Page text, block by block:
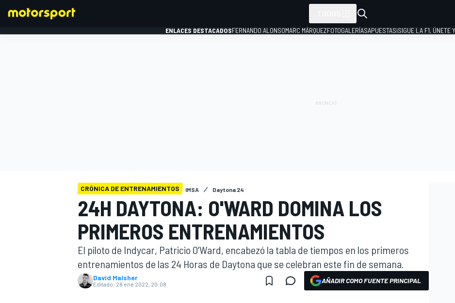
ENLACES DESTACADOSFERNANDO ALONSOMARC MÁRQUEZFOTOGALERÍASAPUESTAS¡SIGUE LA F1, ÚNETE
CRÓNICA DE ENTRENAMIENTOS IMSA Daytona 24
24H DAYTONA: O'WARD DOMINA LOS
PRIMEROS ENTRENAMIENTOS
El piloto de Indycar, Patricio O’Ward, encabezó la tabla de tiempos en los primeros
entrenamientos de las 24 Horas de Daytona que se celebran este fin de semana.
David Malsher
Editado: 28 ene 2022, 20:08 AÑADIR COMO FUENTE PRINCIPAL